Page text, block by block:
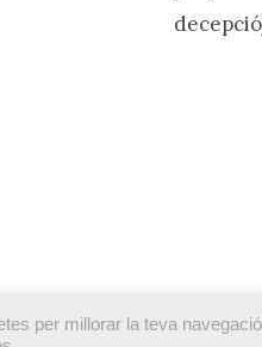
Des de maig de 2002.
per millorar la teva